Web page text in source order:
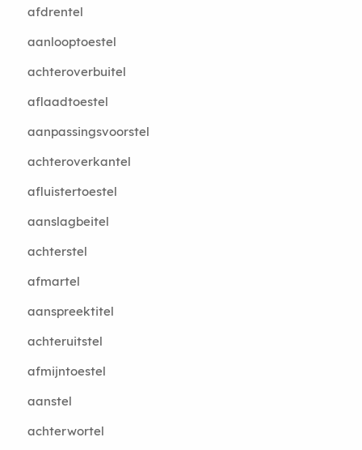
afdrentel
aanlooptoestel
achteroverbuitel
aflaadtoestel
aanpassingsvoorstel
achteroverkantel
afluistertoestel
aanslagbeitel
achterstel
afmartel
aanspreektitel
achteruitstel
afmijntoestel
aanstel
achterwortel